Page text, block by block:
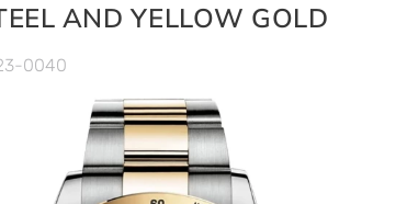
AND YELLOW GOLD
0040